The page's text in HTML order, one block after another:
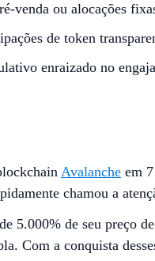
venda ou alocações
de token
enraizado no
Avalanche em
chamou a
5.000% de seu preço
Com a conquista